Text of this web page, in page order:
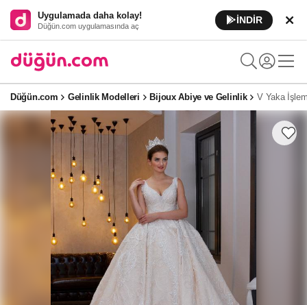
Uygulamada daha kolay!
Düğün.com uygulamasında aç
İNDİR
Düğün.com Gelinlik Modelleri Bijoux Abiye ve Gelinlik V Yaka